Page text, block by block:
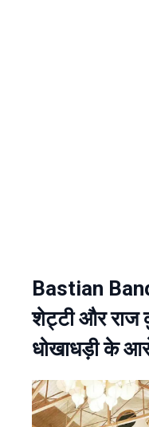
Bastian
शेट्टी और राज
धोखाधड़ी के